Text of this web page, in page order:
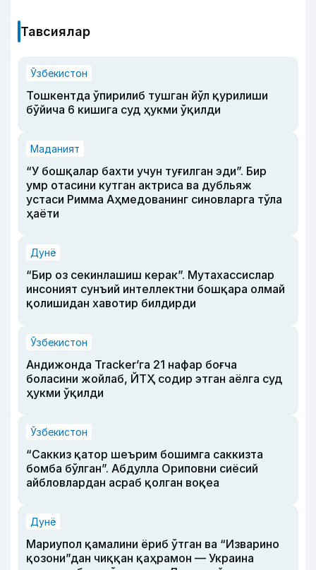
Тавсиялар
Ўзбекистон
Тошкентда ўпирилиб тушган йўл қурилиши
бўйича 6 кишига суд ҳукми ўқилди
Маданият
“У бошқалар бахти учун туғилган эди”. Бир
умр отасини кутган актриса ва дубльяж
устаси Римма Аҳмедованинг синовларга тўла
ҳаёти
Дунё
“Бир оз секинлашиш керак”. Мутахассислар
инсоният сунъий интеллектни бошқара олмай
қолишидан хавотир билдирди
Ўзбекистон
Андижонда Tracker’га 21 нафар боғча
боласини жойлаб, ЙТҲ содир этган аёлга суд
ҳукми ўқилди
Ўзбекистон
“Саккиз қатор шеърим бошимга саккизта
бомба бўлган”. Абдулла Ориповни сиёсий
айбловлардан асраб қолган воқеа
Дунё
Мариупол қамалини ёриб ўтган ва “Изварино
қозони”дан чиққан қаҳрамон — Украина